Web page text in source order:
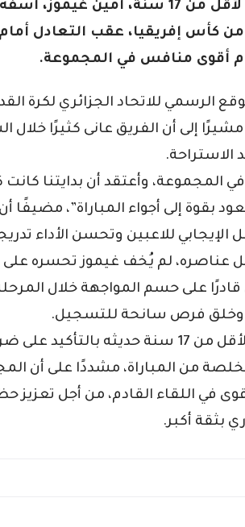
أبدى مدرب المنتخب الوطني لأقل من 17 سنة، أمين
من كأس إفريقيا، عقب التعادل
أقوى منافس في المجموعة.
الرسمي للاتحاد الجزائري لكرة
إلى أن الفريق عانى كثيرًا خلال
وأعتقد أن بدايتنا كانت
بقوة إلى أجواء المباراة”، مضيفًا
للاعبين وتحسن الأداء
عناصره، لم يُخف غيموز تحسره
على حسم المواجهة خلال المرحلة
وخلق فرص سانحة للتسجيل.
وختم مدرب المنتخب الوطني لأقل من 17 سنة حديثه بالتأكيد
من المباراة، مشددًا على أن
في اللقاء القادم، من أجل تعزيز
بثقة أكبر.